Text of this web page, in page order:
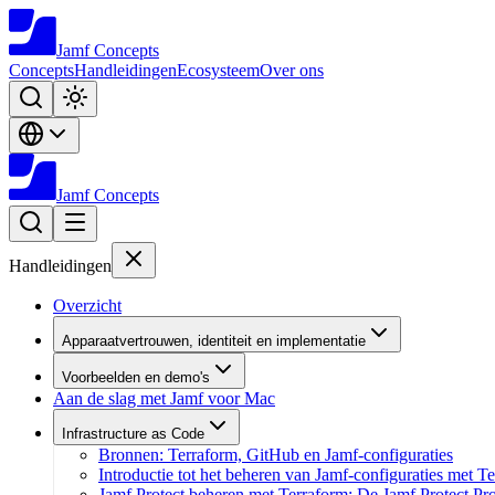
Jamf Concepts
ConceptsHandleidingenEcosysteemOver ons
Jamf Concepts
Handleidingen
Overzicht
Apparaatvertrouwen, identiteit en implementatie
Voorbeelden en demo's
Aan de slag met Jamf voor Mac
Infrastructure as Code
Bronnen: Terraform, GitHub en Jamf-configuraties
Introductie tot het beheren van Jamf-configuraties met